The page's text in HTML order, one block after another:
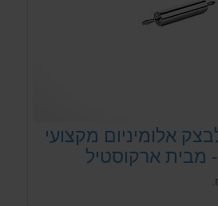
אלומיניום מקצועי